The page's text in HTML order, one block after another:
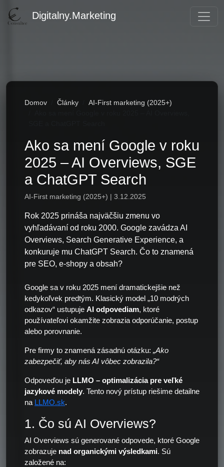
Digitalny.Marketing
Domov Články
AI-First marketing (2025+)
Ako sa mení Google v roku
2025 – AI Overviews, SGE
a ChatGPT Search
AI-First marketing (2025+) | 3.12.2025
Rok 2025 prináša najväčšiu zmenu vo
vyhľadávaní od roku 2000. Google zavádza AI
Overviews, Search Generative Experience, a
konkuruje mu ChatGPT Search. Čo to znamená
pre SEO, e-shopy a obsah?
Google sa v roku 2025 mení dramatickejšie než
kedykoľvek predtým. Klasický model „10 modrých
odkazov“ ustupuje AI odpovediam, ktoré
používateľovi okamžite zobrazia odporúčanie, postup
alebo porovnanie.
Pre firmy to znamená zásadnú otázku: „Ako
zabezpečiť, aby nás AI vôbec zobrazila?“
Odpoveďou je LLMO – optimalizácia pre veľké
jazykové modely. Tento nový prístup riešime detailne
na LLMO.sk.
1. Čo sú AI Overviews?
AI Overviews sú generované odpovede, ktoré Google
zobrazuje nad organickými výsledkami. Sú
založené na: